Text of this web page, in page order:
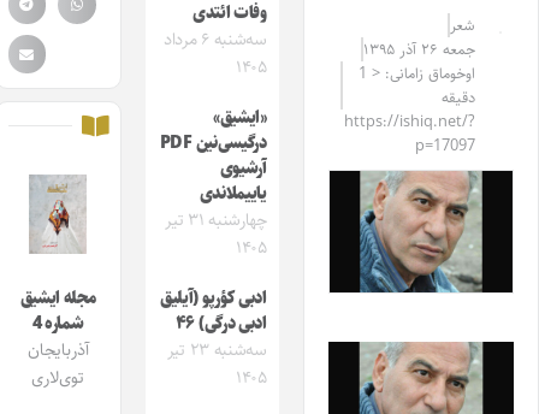
شعر
جمعه ۲۶ آذر ۱۳۹۵
اوخوماق زامانی: < 1
دقیقه
https://ishiq.net/?
p=17097
وفات ائتدی
سه‌شنبه ۶ مرداد
۱۴۰۵
«ایشیق»
درگیسی‌نین PDF
آرشیوی
یاییملاندی
چهارشنبه ۳۱ تیر
۱۴۰۵
ادبی کؤرپو (آیلیق
ادبی درگی) ۴۶
سه‌شنبه ۲۳ تیر
۱۴۰۵
مجله ایشیق
شماره 4
آذربایجان
توی‌لاری